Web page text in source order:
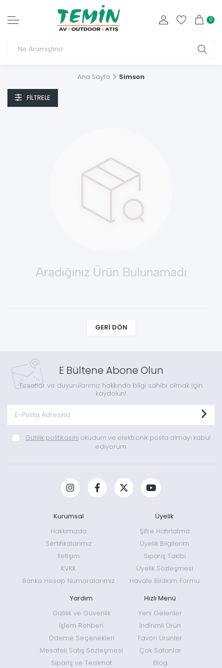
0
Ana Sayfa Simson
FILTRELE
GERI DÖN
E Bültene Abone Olun
Fırsatlar ve duyurularımız hakkında bilgi sahibi olmak için
kaydolun!
Gizlilik politikasını okudum ve elektronik posta almayı kabul
ediyorum.
Kurumsal
Hakkımızda
Sertifikalarımız
İletişim
KVKK
Banka Hesap Numaralarımız
Üyelik
Şifre Hatırlatma
Üyelik Bilgilerim
Sipariş Takibi
Üyelik Sözleşmesi
Havale Bildirim Formu
Yardım
Gizlilik ve Güvenlik
İşlem Rehberi
Ödeme Seçenekleri
Mesafeli Satış Sözleşmesi
Sipariş ve Teslimat
Hızlı Menü
Yeni Gelenler
İndirimli Ürün
Favori Ürünler
Çok Satanlar
Blog